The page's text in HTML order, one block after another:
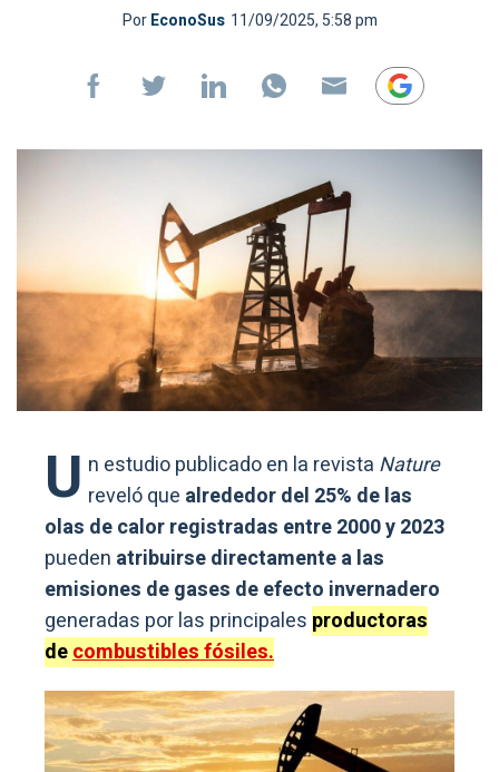
PorEconoSus 11/09/2025, 5:58 pm
U n estudio publicado en la revista Nature
reveló que alrededor del 25% de las
olas de calor registradas entre 2000 y 2023
pueden atribuirse directamente a las
emisiones de gases de efecto invernadero
generadas por las principales productoras
decombustibles fósiles.